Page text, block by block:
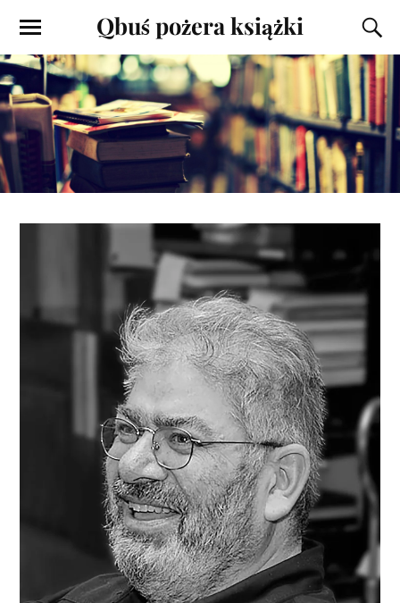
Qbuś pożera książki